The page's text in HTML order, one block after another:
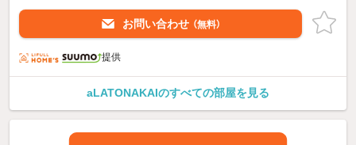
お問い合わせ （無料）
提供
aLATONAKAIのすべての部屋を見る